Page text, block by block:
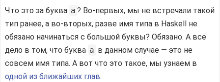
Что это за буква a ? Во-первых, мы не встречали такой
тип ранее, а во-вторых, разве имя типа в Haskell не
обязано начинаться с большой буквы? Обязано. А всё
дело в том, что буква a в данном случае — это не
совсем имя типа. А вот что это такое, мы узнаем в
одной из ближайших глав.